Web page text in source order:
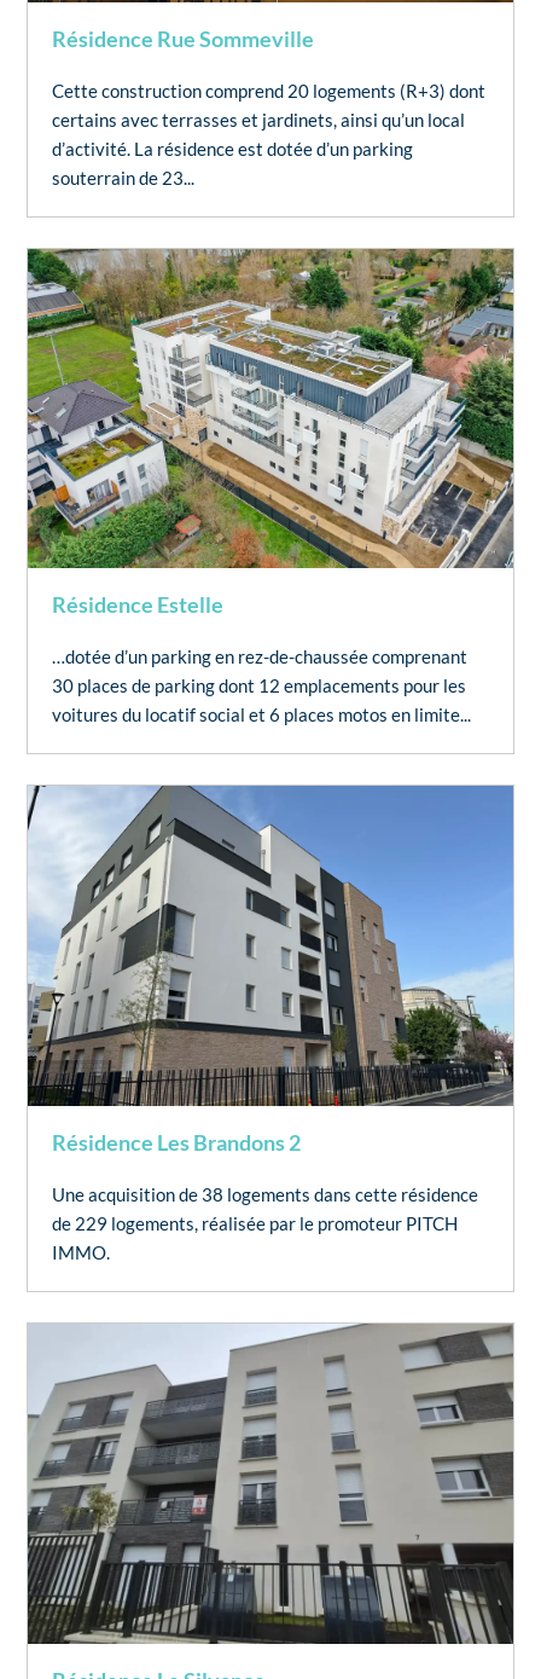
Résidence Rue Sommeville
Cette construction comprend 20 logements (R+3) dont
certains avec terrasses et jardinets, ainsi qu’un local
d’activité. La résidence est dotée d’un parking
souterrain de 23...
Résidence Estelle
…dotée d’un parking en rez-de-chaussée comprenant
30 places de parking dont 12 emplacements pour les
voitures du locatif social et 6 places motos en limite...
Résidence Les Brandons 2
Une acquisition de 38 logements dans cette résidence
de 229 logements, réalisée par le promoteur PITCH
IMMO.